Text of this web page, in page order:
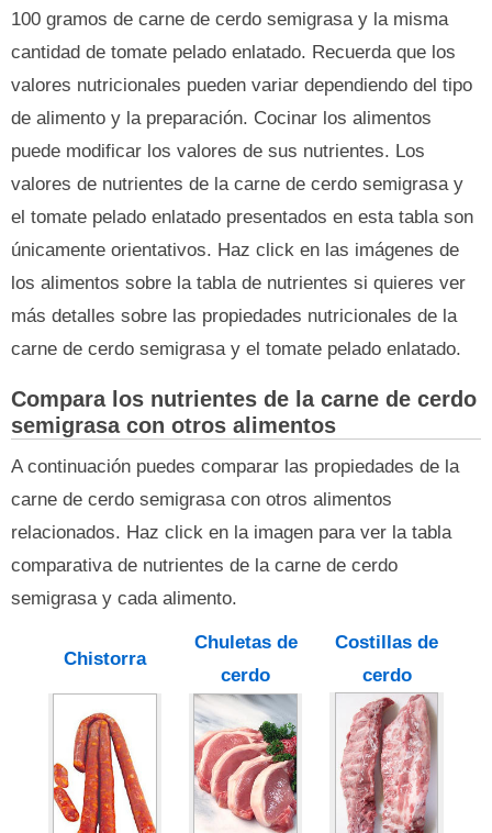
100 gramos de carne de cerdo semigrasa y la misma
cantidad de tomate pelado enlatado. Recuerda que los
valores nutricionales pueden variar dependiendo del tipo
de alimento y la preparación. Cocinar los alimentos
puede modificar los valores de sus nutrientes. Los
valores de nutrientes de la carne de cerdo semigrasa y
el tomate pelado enlatado presentados en esta tabla son
únicamente orientativos. Haz click en las imágenes de
los alimentos sobre la tabla de nutrientes si quieres ver
más detalles sobre las propiedades nutricionales de la
carne de cerdo semigrasa y el tomate pelado enlatado.
Compara los nutrientes de la carne de cerdo
semigrasa con otros alimentos
A continuación puedes comparar las propiedades de la
carne de cerdo semigrasa con otros alimentos
relacionados. Haz click en la imagen para ver la tabla
comparativa de nutrientes de la carne de cerdo
semigrasa y cada alimento.
Chistorra
Chuletas de
cerdo
Costillas de
cerdo